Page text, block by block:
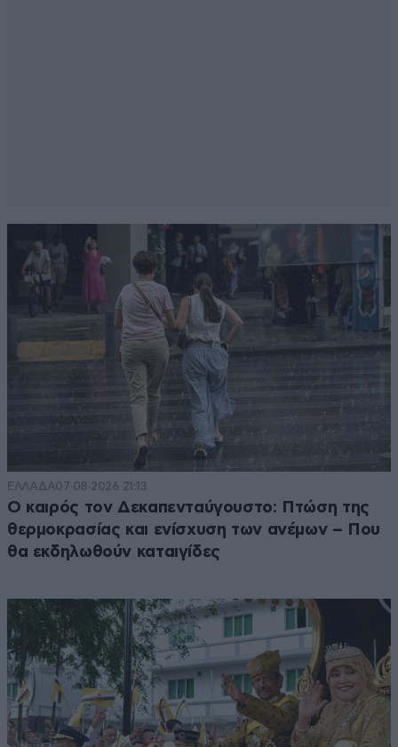
ΕΛΛΑΔΑ07·08·2026 21:13
Ο καιρός τον Δεκαπενταύγουστο: Πτώση της
θερμοκρασίας και ενίσχυση των ανέμων – Που
θα εκδηλωθούν καταιγίδες